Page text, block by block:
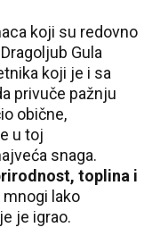
koji su redovno
Gula
koji je i sa
privuče pažnju
obične,
u toj
snaga.
toplina i
mnogi lako
je igrao.